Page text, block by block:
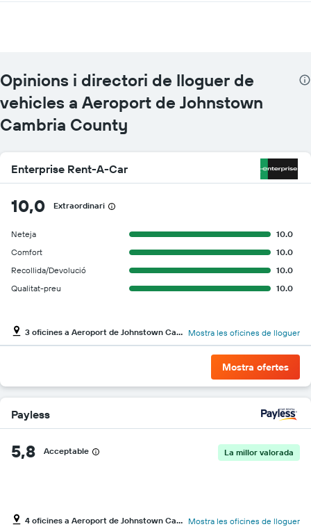
les
empreses
indicades
Opinions i directori de lloguer de
vehicles a Aeroport de Johnstown
Cambria County
Enterprise Rent-A-Car
10,0 Extraordinari
Neteja
10.0
Comfort
10.0
Recollida/Devolució
10.0
Qualitat-preu
10.0
3 oficines a Aeroport de Johnstown Cambria County Mostra les oficines de lloguer
Mostra ofertes
Payless
5,8 Acceptable La millor valorada
4 oficines a Aeroport de Johnstown Cambria County Mostra les oficines de lloguer